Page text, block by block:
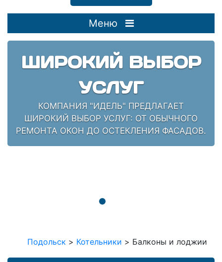
Меню
ШИРОКИЙ ВЫБОР
УСЛУГ
КОМПАНИЯ "ИДЕЛЬ" ПРЕДЛАГАЕТ
ШИРОКИЙ ВЫБОР УСЛУГ: ОТ ОБЫЧНОГО
РЕМОНТА ОКОН ДО ОСТЕКЛЕНИЯ ФАСАДОВ.
Подольск > Котельники > Балконы и лоджии